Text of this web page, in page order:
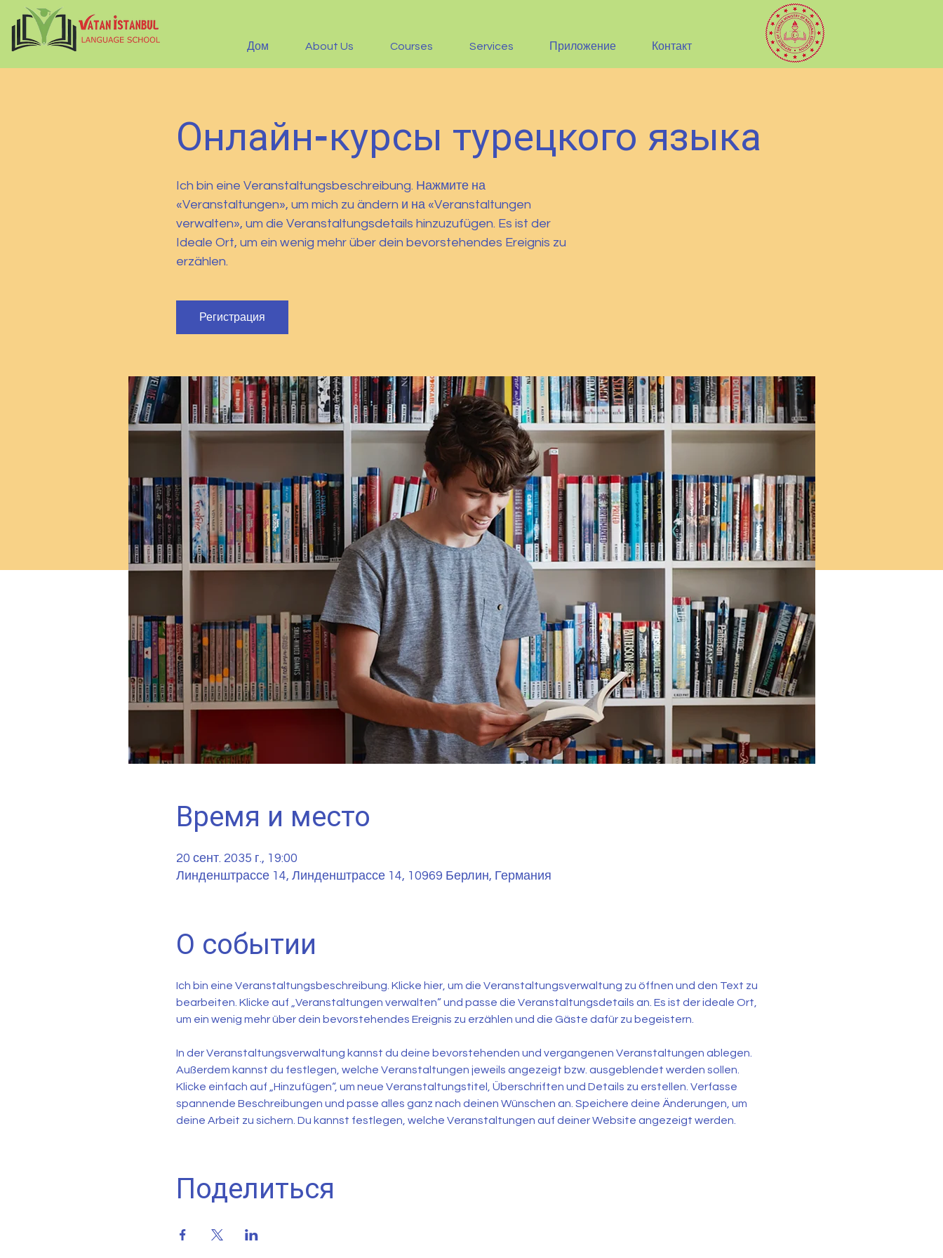
Дом About Us Courses Services Приложение Контакт
Онлайн-курсы турецкого языка
Ich bin eine Veranstaltungsbeschreibung. Нажмите на
«Veranstaltungen», um mich zu ändern и на «Veranstaltungen
verwalten», um die Veranstaltungsdetails hinzuzufügen. Es ist der
Ideale Ort, um ein wenig mehr über dein bevorstehendes Ereignis zu
erzählen.
Регистрация
Время и место
20 сент. 2035 г., 19:00
Линденштрассе 14, Линденштрассе 14, 10969 Берлин, Германия
О событии
Ich bin eine Veranstaltungsbeschreibung. Klicke hier, um die Veranstaltungsverwaltung zu öffnen und den Text zu
bearbeiten. Klicke auf „Veranstaltungen verwalten” und passe die Veranstaltungsdetails an. Es ist der ideale Ort,
um ein wenig mehr über dein bevorstehendes Ereignis zu erzählen und die Gäste dafür zu begeistern.
In der Veranstaltungsverwaltung kannst du deine bevorstehenden und vergangenen Veranstaltungen ablegen.
Außerdem kannst du festlegen, welche Veranstaltungen jeweils angezeigt bzw. ausgeblendet werden sollen.
Klicke einfach auf „Hinzufügen“, um neue Veranstaltungstitel, Überschriften und Details zu erstellen. Verfasse
spannende Beschreibungen und passe alles ganz nach deinen Wünschen an. Speichere deine Änderungen, um
deine Arbeit zu sichern. Du kannst festlegen, welche Veranstaltungen auf deiner Website angezeigt werden.
Поделиться